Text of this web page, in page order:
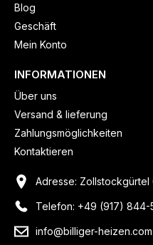
Blog
Geschäft
Mein Konto
INFORMATIONEN
Über uns
Versand & lieferung
Zahlungsmöglichkeiten
Kontaktieren
Adresse:
Telefon: +49 (917) 844-
info@billiger-heizen.com